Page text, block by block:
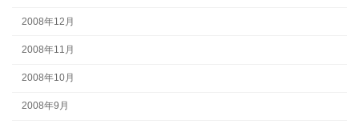
2008年12月
2008年11月
2008年10月
2008年9月